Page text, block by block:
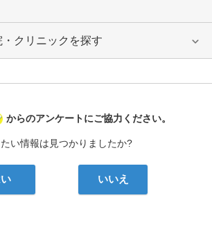
クリニックを探す
病院なび
からのアンケートにご協力ください。
い情報は見つかりましたか?
いいえ